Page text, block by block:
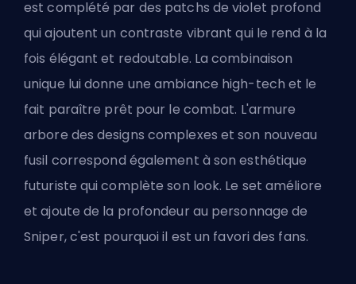
est complété par des patchs de violet profond
qui ajoutent un contraste vibrant qui le rend à la
fois élégant et redoutable. La combinaison
unique lui donne une ambiance high-tech et le
fait paraître prêt pour le combat. L'armure
arbore des designs complexes et son nouveau
fusil correspond également à son esthétique
futuriste qui complète son look. Le set améliore
et ajoute de la profondeur au personnage de
Sniper, c'est pourquoi il est un favori des fans.